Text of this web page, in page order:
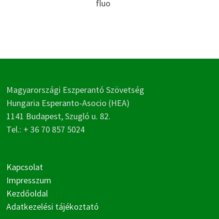
fluo
Magyarországi Eszperantó Szövetség
Hungaria Esperanto-Asocio (HEA)
1141 Budapest, Szugló u. 82.
Tel.: + 36 70 857 5024
Kapcsolat
Impresszum
Kezdőoldal
Adatkezelési tájékoztató